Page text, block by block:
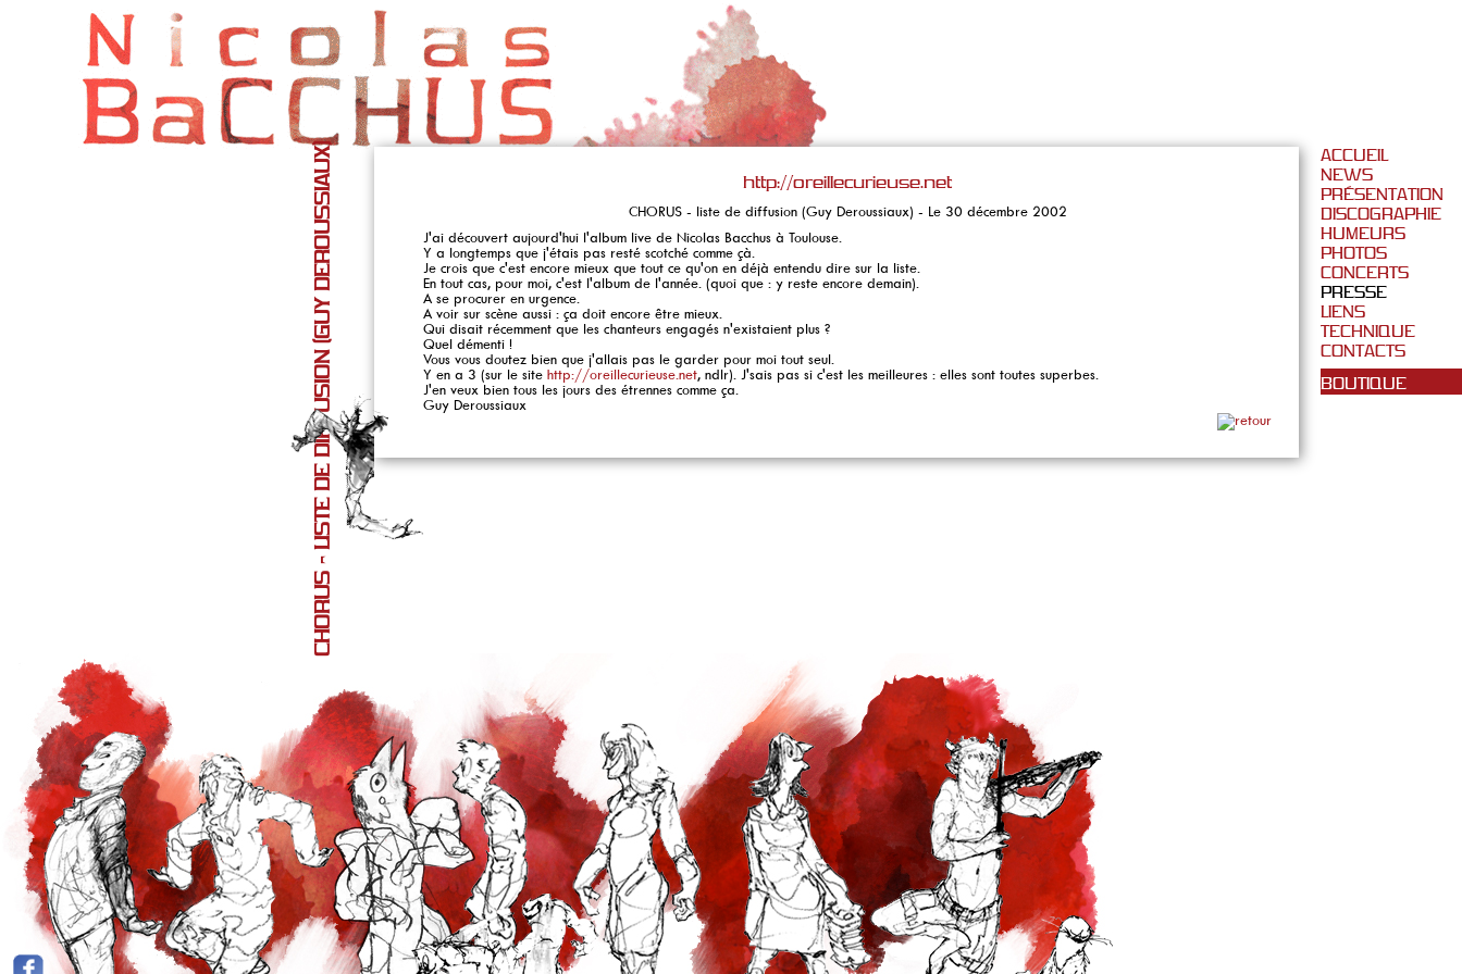
ACCUEIL
NEWS
PRÉSENTATION
DISCOGRAPHIE
HUMEURS
PHOTOS
CONCERTS
PRESSE
LIENS
TECHNIQUE
CONTACTS
BOUTIQUE
CHORUS - LISTE DE DIFFUSION (GUY DEROUSSIAUX) http://oreillecurieuse.net
CHORUS - liste de diffusion (Guy Deroussiaux) - Le 30 décembre 2002
J'ai découvert aujourd'hui l'album live de Nicolas Bacchus à Toulouse.
Y a longtemps que j'étais pas resté scotché comme çà.
Je crois que c'est encore mieux que tout ce qu'on en déjà entendu dire sur la liste.
En tout cas, pour moi, c'est l'album de l'année. (quoi que : y reste encore demain).
A se procurer en urgence.
A voir sur scène aussi : ça doit encore être mieux.
Qui disait récemment que les chanteurs engagés n'existaient plus ?
Quel démenti !
Vous vous doutez bien que j'allais pas le garder pour moi tout seul.
Y en a 3 (sur le site http://oreillecurieuse.net, ndlr). J'sais pas si c'est les meilleures : elles sont toutes superbes.
J'en veux bien tous les jours des étrennes comme ça.
Guy Deroussiaux